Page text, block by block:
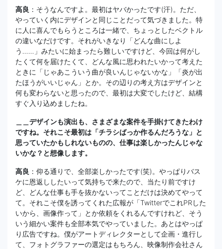
高良 ：そうなんですよ。最初はヤバかったです(汗)。ただ、
やっていく内にデザインと同じことだって気づきました。特
に人に喜んでもらうところは一緒で、ちょっとしたベクトル
の違いなだけです。それがいきなり「どんな曲にしよ
う……」みたいに始まったら難しいですけど、今回は何がし
たくて何を届けたくて、どんな風に思われたいかって考えた
ときに「じゃあこういう曲が良いんじゃないかな」「炎が出
たほうがいいじゃん」とか。その辺りの考え方はデザインと
何も変わらないと思ったので、最初は大変でしたけど、結構
すぐ入り込めましたね。
＿＿デザインも演出も、さまざまな案件を手掛けてきたわけ
ですね。それこそ最初は「チラシばっか作るんだろうな」と
思っていたかもしれないものの、仕事は楽しかったんじゃな
いかな？と想像します。
高良 ：仰る通りで、全部楽しかったです(笑)。やっぱりバス
ケに恩返ししたいって気持ちで来たので、当たり前ですけ
ど、どんな仕事も手を抜かないってことだけは決めてやって
て。それこそ僕を誘ってくれた広報が「TwitterでこれPRした
いから、画像作って」とか依頼をくれるんですけれど、そう
いう細かい案件も全部本気でやっていました。あとはやっぱ
り広告ですね。僕がアートディレクターとして企画・進行し
て、フォトグラファーの選定はもちろん、映像制作会社さん